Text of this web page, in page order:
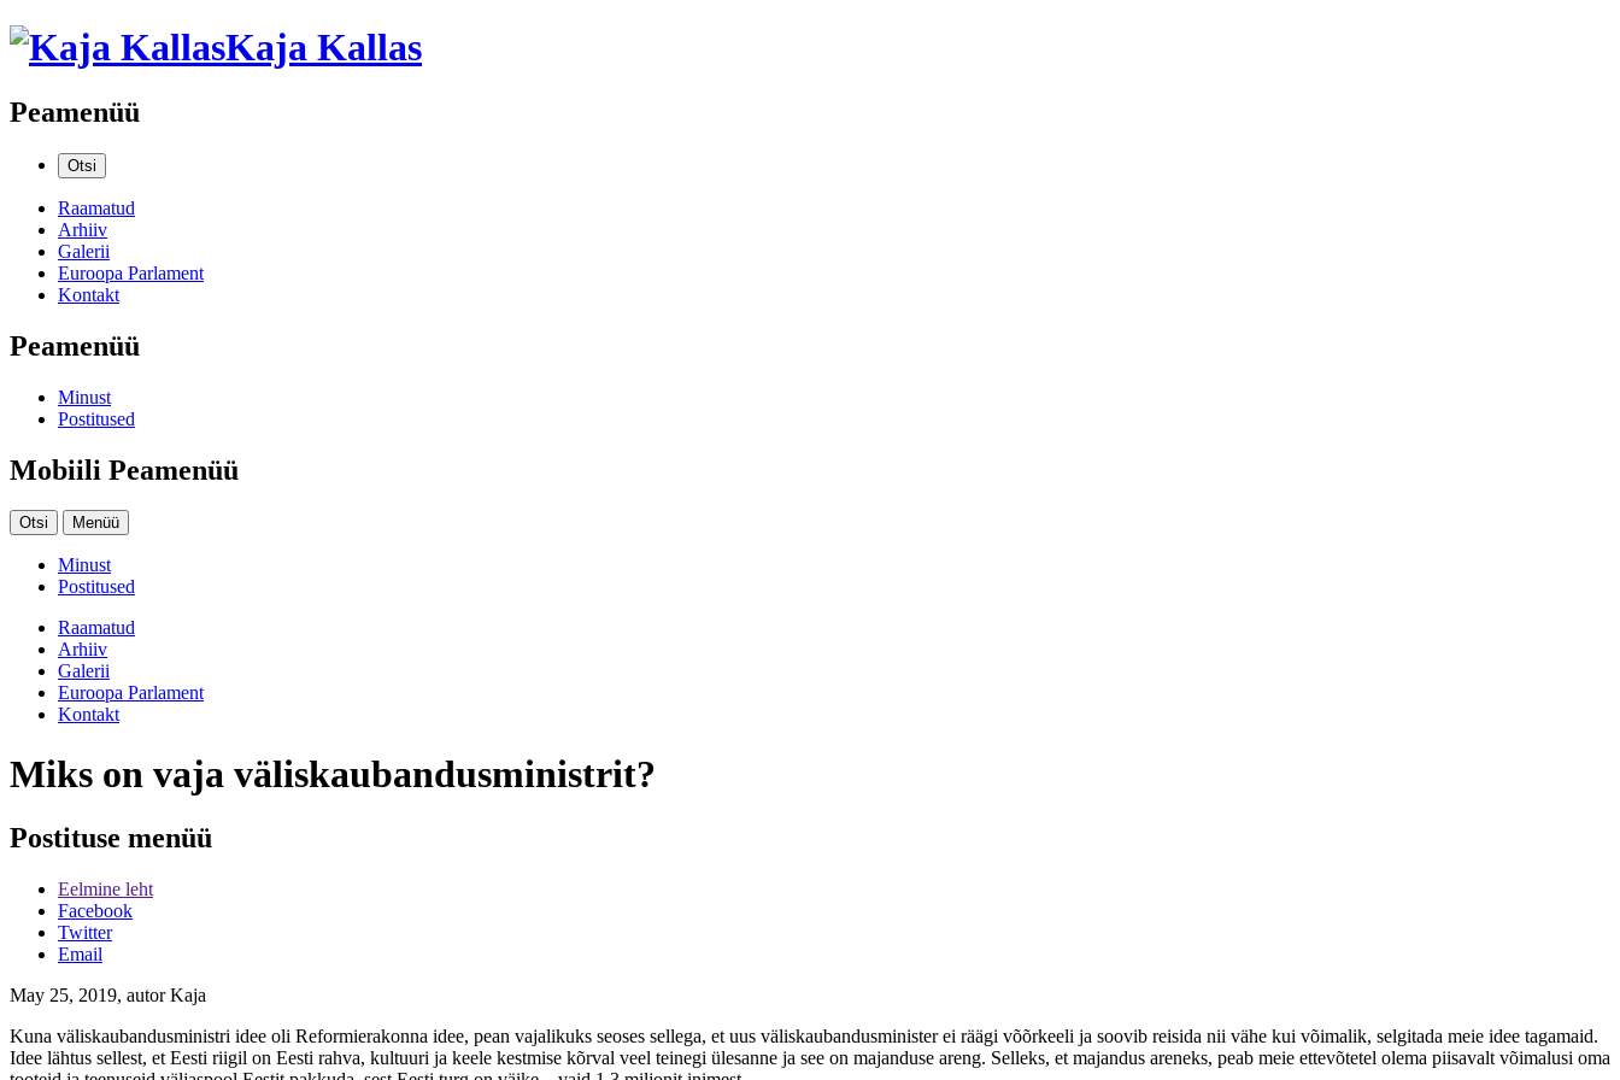
Kaja Kallas
Peamenüü
Otsi
Raamatud
Arhiiv
Galerii
Euroopa Parlament
Kontakt
Peamenüü
Minust
Postitused
Mobiili Peamenüü
Otsi Menüü
Minust
Postitused
Raamatud
Arhiiv
Galerii
Euroopa Parlament
Kontakt
Miks on vaja väliskaubandusministrit?
Postituse menüü
Eelmine leht
Facebook
Twitter
Email
May 25, 2019, autor Kaja
Kuna väliskaubandusministri idee oli Reformierakonna idee, pean vajalikuks seoses sellega, et uus väliskaubandusminister ei räägi võõrkeeli ja soovib reisida nii vähe kui võimalik, selgitada meie idee tagamaid.
Idee lähtus sellest, et Eesti riigil on Eesti rahva, kultuuri ja keele kestmise kõrval veel teinegi ülesanne ja see on majanduse areng. Selleks, et majandus areneks, peab meie ettevõtetel olema piisavalt võimalusi oma